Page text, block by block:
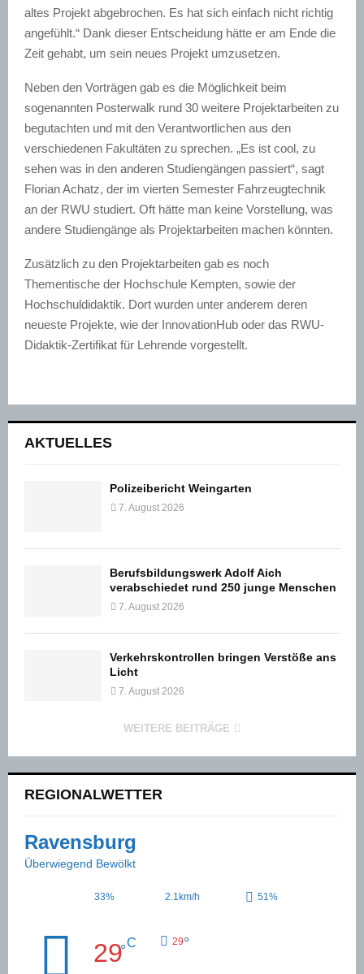
altes Projekt abgebrochen. Es hat sich einfach nicht richtig
angefühlt.“ Dank dieser Entscheidung hätte er am Ende die
Zeit gehabt, um sein neues Projekt umzusetzen.
Neben den Vorträgen gab es die Möglichkeit beim
sogenannten Posterwalk rund 30 weitere Projektarbeiten zu
begutachten und mit den Verantwortlichen aus den
verschiedenen Fakultäten zu sprechen. „Es ist cool, zu
sehen was in den anderen Studiengängen passiert“, sagt
Florian Achatz, der im vierten Semester Fahrzeugtechnik
an der RWU studiert. Oft hätte man keine Vorstellung, was
andere Studiengänge als Projektarbeiten machen könnten.
Zusätzlich zu den Projektarbeiten gab es noch
Thementische der Hochschule Kempten, sowie der
Hochschuldidaktik. Dort wurden unter anderem deren
neueste Projekte, wie der InnovationHub oder das RWU-
Didaktik-Zertifikat für Lehrende vorgestellt.
AKTUELLES
Polizeibericht Weingarten
7. August 2026
Berufsbildungswerk Adolf Aich
verabschiedet rund 250 junge Menschen
7. August 2026
Verkehrskontrollen bringen Verstöße ans
Licht
7. August 2026
WEITERE BEITRÄGE
REGIONALWETTER
Ravensburg
Überwiegend Bewölkt
33% 2.1km/h 51%
29°C 29°